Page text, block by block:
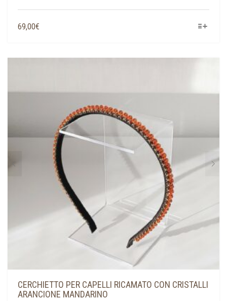
69,00€
PIÙ
OPZIONI
ESSERE
SCELTE
NELLA
PAGINA
DEL
PRODOTTO
CERCHIETTO PER CAPELLI RICAMATO CON CRISTALLI
ARANCIONE MANDARINO